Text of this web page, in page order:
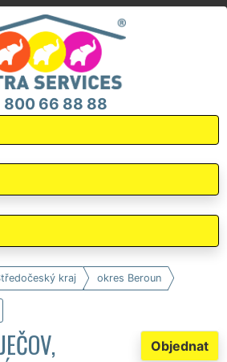
800 66 88 88
kraj okres Beroun
Objednat